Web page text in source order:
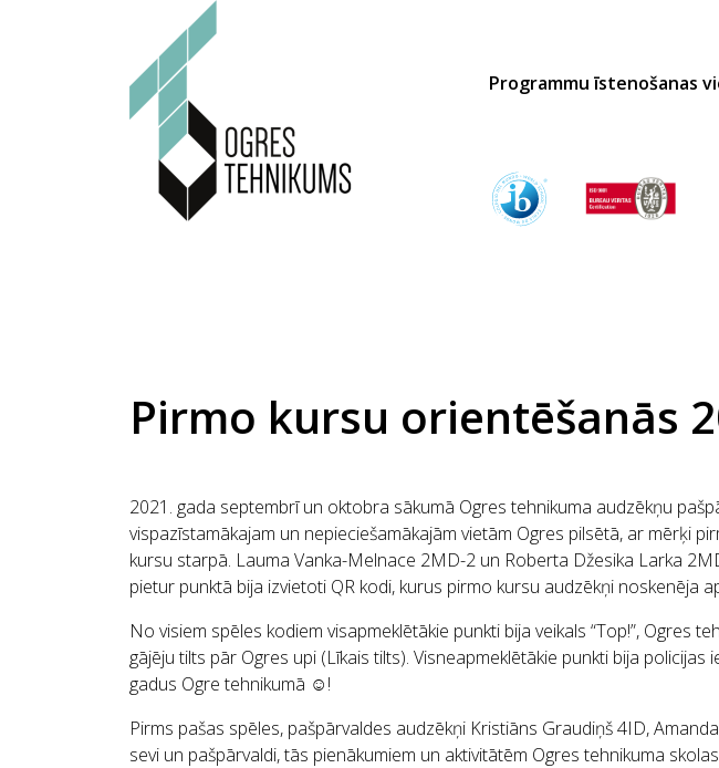
Programmu īstenošanas
Pirmo kursu orientēšanās
2021. gada septembrī un oktobra sākumā Ogres tehnikuma audzēkņu
vispazīstamākajam un nepieciešamākajām vietām Ogres pilsētā, ar mērķi
kursu starpā. Lauma Vanka-Melnace 2MD-2 un Roberta Džesika Larka
pietur punktā bija izvietoti QR kodi, kurus pirmo kursu audzēkņi noskenēja
No visiem spēles kodiem visapmeklētākie punkti bija veikals “Top!”, Ogres
gājēju tilts pār Ogres upi (Līkais tilts). Visneapmeklētākie punkti bija
gadus Ogre tehnikumā ☺!
Pirms pašas spēles, pašpārvaldes audzēkņi Kristiāns Graudiņš 4ID,
sevi un pašpārvaldi, tās pienākumiem un aktivitātēm Ogres tehnikuma